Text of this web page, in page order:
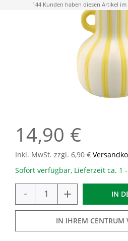
144 Kunden haben diesen Artikel
14,90 €
Inkl. MwSt. zzgl. 6,90 €
Sofort verfügbar, Lieferzeit ca. 1
- + IN
IN IHREM CENTRUM